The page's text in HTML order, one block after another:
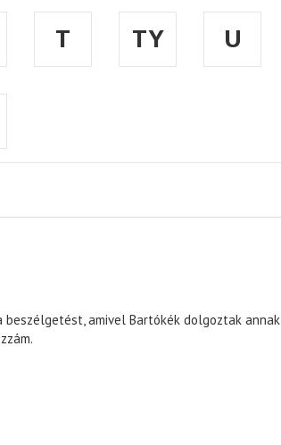
T TY U
amivel Bartókék dolgoztak annak